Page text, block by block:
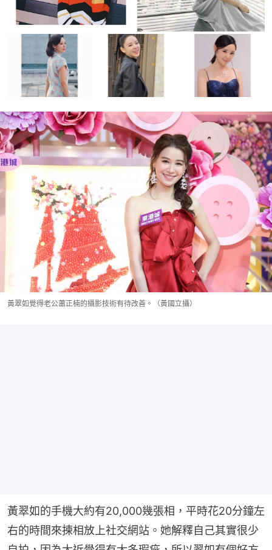
黃翠如覺得老公蕭正楠的攝影技術有待改善。（黃國立攝）
黃翠如的手機大約有20,000幾張相，平時花20分鐘左
右的時間來揀相放上社交網站。她解釋自己其實很少